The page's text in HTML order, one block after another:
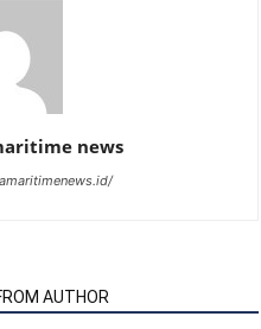
news
AUTHOR